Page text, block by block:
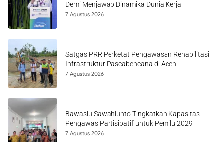
Demi Menjawab Dinamika Dunia Kerja
7 Agustus 2026
Satgas PRR Perketat Pengawasan Rehabilitasi
Infrastruktur Pascabencana di Aceh
7 Agustus 2026
Bawaslu Sawahlunto Tingkatkan Kapasitas
Pengawas Partisipatif untuk Pemilu 2029
7 Agustus 2026